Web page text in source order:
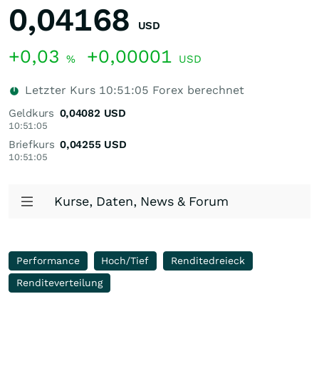
0,04168 USD
+0,03 % +0,00001 USD
Letzter Kurs 10:51:05 Forex berechnet
Geldkurs
10:51:05
0,04082 USD
Briefkurs
10:51:05
0,04255 USD
Kurse, Daten, News & Forum
Performance Hoch/Tief
Renditedreieck
Renditeverteilung